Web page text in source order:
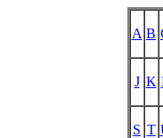
B
A
K
J
T
S